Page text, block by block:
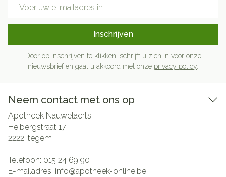
Inschrijven
Door op inschrijven te klikken, schrijft u zich in voor onze
nieuwsbrief en gaat u akkoord met onze privacy policy
Neem contact met ons op
Apotheek Nauwelaerts
Heibergstraat 17
2222 Itegem
Telefoon: 015 24 69 90
E-mailadres: info@apotheek-online.be